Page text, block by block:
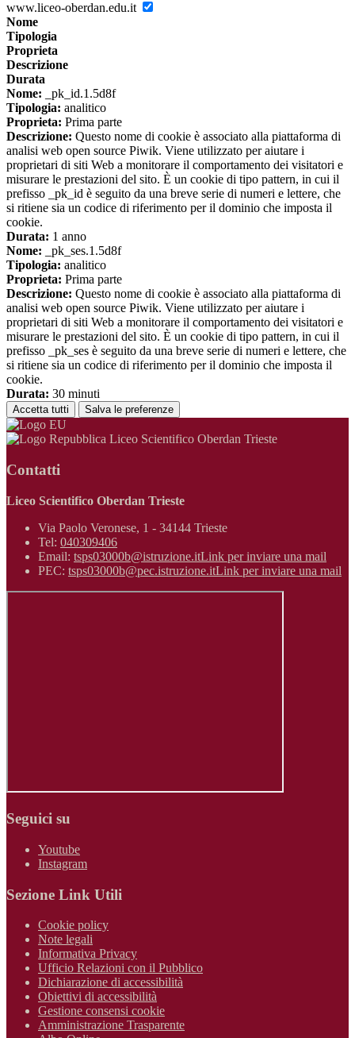
www.liceo-oberdan.edu.it
Nome
Tipologia
Proprieta
Descrizione
Durata
Nome: _pk_id.1.5d8f
Tipologia: analitico
Proprieta: Prima parte
Descrizione: Questo nome di cookie è associato alla piattaforma di
analisi web open source Piwik. Viene utilizzato per aiutare i
proprietari di siti Web a monitorare il comportamento dei visitatori e
misurare le prestazioni del sito. È un cookie di tipo pattern, in cui il
prefisso _pk_id è seguito da una breve serie di numeri e lettere, che
si ritiene sia un codice di riferimento per il dominio che imposta il
cookie.
Durata: 1 anno
Nome: _pk_ses.1.5d8f
Tipologia: analitico
Proprieta: Prima parte
Descrizione: Questo nome di cookie è associato alla piattaforma di
analisi web open source Piwik. Viene utilizzato per aiutare i
proprietari di siti Web a monitorare il comportamento dei visitatori e
misurare le prestazioni del sito. È un cookie di tipo pattern, in cui il
prefisso _pk_ses è seguito da una breve serie di numeri e lettere, che
si ritiene sia un codice di riferimento per il dominio che imposta il
cookie.
Durata: 30 minuti
Accetta tutti Salva le preferenze
Liceo Scientifico Oberdan Trieste
Contatti
Liceo Scientifico Oberdan Trieste
Via Paolo Veronese, 1 - 34144 Trieste
Tel: 040309406
Email: tsps03000b@istruzione.itLink per inviare una mail
PEC: tsps03000b@pec.istruzione.itLink per inviare una mail
Seguici su
Youtube
Instagram
Sezione Link Utili
Cookie policy
Note legali
Informativa Privacy
Ufficio Relazioni con il Pubblico
Dichiarazione di accessibilità
Obiettivi di accessibilità
Gestione consensi cookie
Amministrazione Trasparente